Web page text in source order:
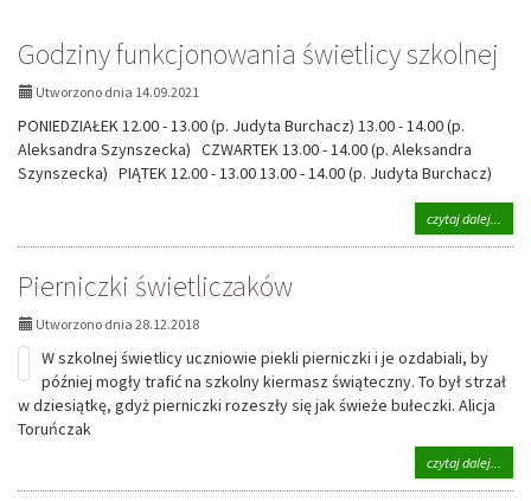
Godziny funkcjonowania świetlicy szkolnej
Utworzono dnia 14.09.2021
PONIEDZIAŁEK 12.00 - 13.00 (p. Judyta Burchacz) 13.00 - 14.00 (p.
Aleksandra Szynszecka) CZWARTEK 13.00 - 14.00 (p. Aleksandra
Szynszecka) PIĄTEK 12.00 - 13.00 13.00 - 14.00 (p. Judyta Burchacz)
czytaj dalej...
Pierniczki świetliczaków
Utworzono dnia 28.12.2018
W szkolnej świetlicy uczniowie piekli pierniczki i je ozdabiali, by
później mogły trafić na szkolny kiermasz świąteczny. To był strzał
w dziesiątkę, gdyż pierniczki rozeszły się jak świeże bułeczki. Alicja
Toruńczak
czytaj dalej...